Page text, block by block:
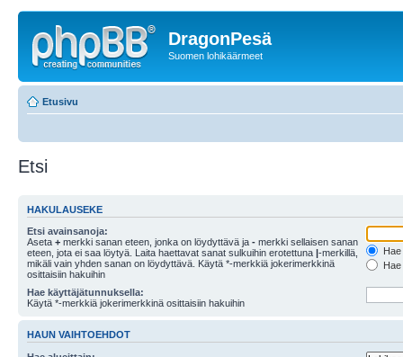
DragonPesä
Suomen lohikäärmeet
Etusivu
Etsi
HAKULAUSEKE
Etsi avainsanoja:
Aseta + merkki sanan eteen, jonka on löydyttävä ja - merkki sellaisen sanan
eteen, jota ei saa löytyä. Laita haettavat sanat sulkuihin erotettuna |-merkillä,
mikäli vain yhden sanan on löydyttävä. Käytä *-merkkiä jokerimerkkinä
osittaisiin hakuihin
Hae käyttäjätunnuksella:
Käytä *-merkkiä jokerimerkkinä osittaisiin hakuihin
HAUN VAIHTOEHDOT